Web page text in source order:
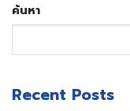
ค้นหา
Recent Posts